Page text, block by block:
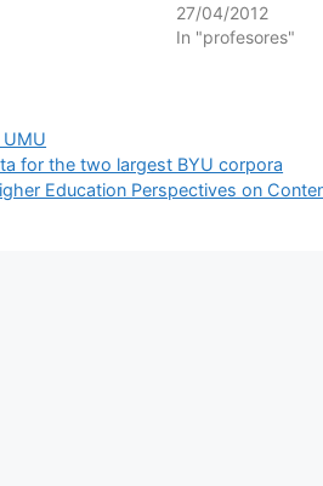
27/04/2012
In "profesores"
for the two largest BYU corpora
Education Perspectives on